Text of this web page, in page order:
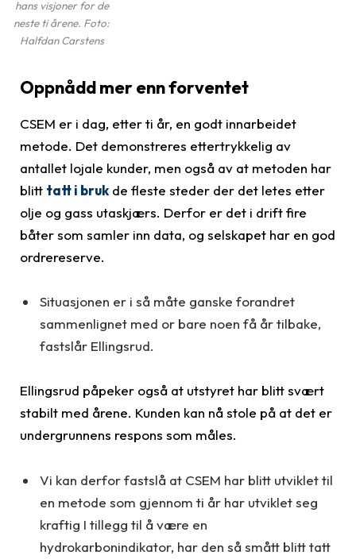
hans visjoner for de
neste ti årene. Foto:
Halfdan Carstens
Oppnådd mer enn forventet
CSEM er i dag, etter ti år, en godt innarbeidet
metode. Det demonstreres ettertrykkelig av
antallet lojale kunder, men også av at metoden har
blitt tatt i bruk de fleste steder der det letes etter
olje og gass utaskjærs. Derfor er det i drift fire
båter som samler inn data, og selskapet har en god
ordrereserve.
Situasjonen er i så måte ganske forandret
sammenlignet med or bare noen få år tilbake,
fastslår Ellingsrud.
Ellingsrud påpeker også at utstyret har blitt svært
stabilt med årene. Kunden kan nå stole på at det er
undergrunnens respons som måles.
Vi kan derfor fastslå at CSEM har blitt utviklet til
en metode som gjennom ti år har utviklet seg
kraftig I tillegg til å være en
hydrokarbonindikator, har den så smått blitt tatt